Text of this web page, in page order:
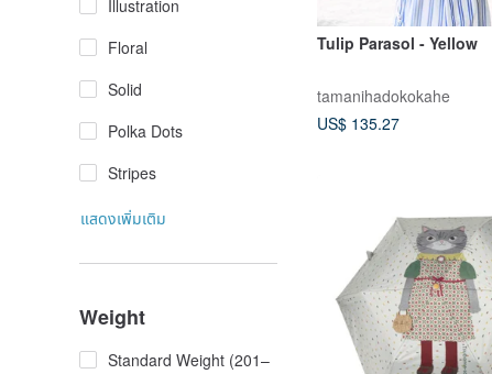
Illustration
Floral
Solid
Polka Dots
Stripes
แสดงเพิ่มเติม
Weight
Standard Weight (201–
Tulip Parasol - Yellow
tamanihadokokahe
US$ 135.27